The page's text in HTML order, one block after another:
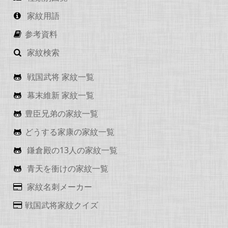
家紋用語
参考資料
家紋検索
戦国武将 家紋一覧
幕末維新 家紋一覧
豊臣兄弟の家紋一覧
どうする家康の家紋一覧
鎌倉殿の13人の家紋一覧
青天を衝けの家紋一覧
家紋名刺メーカー
戦国武将家紋クイズ